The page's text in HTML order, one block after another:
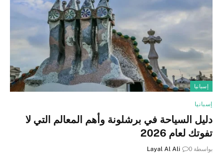
إسبانيا
إسبانيا
دليل السياحة في برشلونة وأهم المعالم التي لا
تفوتك لعام 2026
بواسطة Layal Al Ali 0